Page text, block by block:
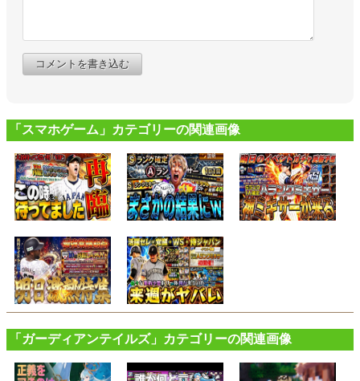
コメントを書き込む
「スマホゲーム」カテゴリーの関連画像
「ガーディアンテイルズ」カテゴリーの関連画像